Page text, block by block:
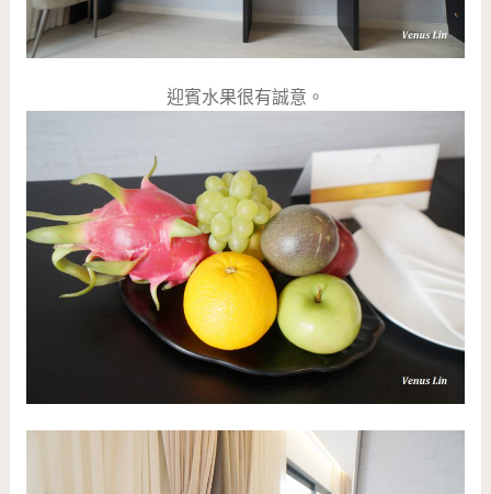
迎賓水果很有誠意。